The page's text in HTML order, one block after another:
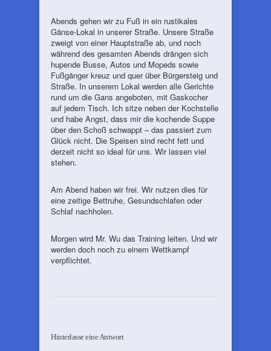
Abends gehen wir zu Fuß in ein rustikales
Gänse-Lokal in unserer Straße. Unsere Straße
zweigt von einer Hauptstraße ab, und noch
während des gesamten Abends drängen sich
hupende Busse, Autos und Mopeds sowie
Fußgänger kreuz und quer über Bürgersteig und
Straße. In unserem Lokal werden alle Gerichte
rund um die Gans angeboten, mit Gaskocher
auf jedem Tisch. Ich sitze neben der Kochstelle
und habe Angst, dass mir die kochende Suppe
über den Schoß schwappt – das passiert zum
Glück nicht. Die Speisen sind recht fett und
derzeit nicht so ideal für uns. Wir lassen viel
stehen.
Am Abend haben wir frei. Wir nutzen dies für
eine zeitige Bettruhe, Gesundschlafen oder
Schlaf nachholen.
Morgen wird Mr. Wu das Training leiten. Und wir
werden doch noch zu einem Wettkampf
verpflichtet.
Hinterlasse eine Antwort